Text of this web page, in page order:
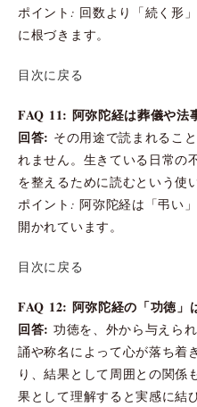
ポイント: 回数より「続く形
に根づきます。
目次に戻る
FAQ 11: 阿弥陀経は葬儀や法
回答: その用途で読まれるこ
れません。生きている日常の
を整えるために読むという使
ポイント: 阿弥陀経は「弔い
開かれています。
目次に戻る
FAQ 12: 阿弥陀経の「功徳」
回答: 功徳を、外から与えら
誦や称名によって心が落ち着
り、結果として周囲との関係
果として理解すると実感に結